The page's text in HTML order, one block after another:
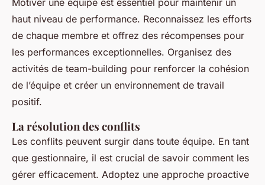
Motiver une équipe est essentiel pour maintenir un
haut niveau de performance. Reconnaissez les efforts
de chaque membre et offrez des récompenses pour
les performances exceptionnelles. Organisez des
activités de team-building pour renforcer la cohésion
de l’équipe et créer un environnement de travail
positif.
La résolution des conflits
Les conflits peuvent surgir dans toute équipe. En tant
que gestionnaire, il est crucial de savoir comment les
gérer efficacement. Adoptez une approche proactive